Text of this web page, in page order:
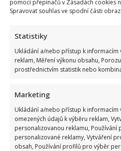
pomocí přepínačů v Zásadách cookies
Spravovat souhlas ve spodní části
Statistiky
Ukládání a/nebo přístup k informacím
reklam, Měření výkonu obsahu,
prostřednictvím statistik nebo
Marketing
Ukládání a/nebo přístup k informacím
omezených údajů k výběru reklam,
personalizovanou reklamu, Používání
personalizované reklamy, Vytváření
obsah, Používání profilů pro výběr